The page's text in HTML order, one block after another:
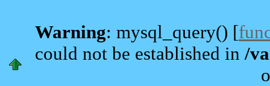
Warning: mysql_query() [
could not be established in /